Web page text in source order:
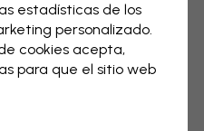
estadísticas de los
personalizado.
cookies acepta,
para que el sitio web